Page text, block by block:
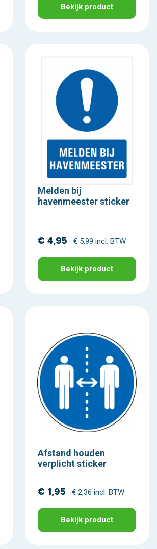
Bekijk product
Melden bij
havenmeester sticker
€ 4,95 € 5,99 incl. BTW
Bekijk product
Afstand houden
verplicht sticker
€ 1,95 € 2,36 incl. BTW
Bekijk product